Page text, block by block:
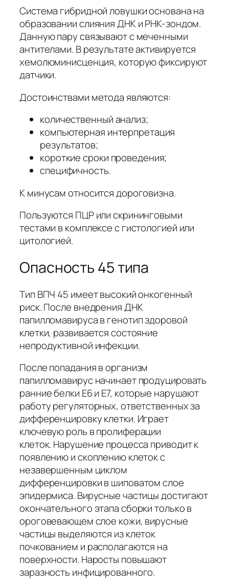
Система гибридной ловушки основана на
образовании слияния ДНК и РНК-зондом.
Данную пару связывают с меченными
антителами. В результате активируется
хемолюминисценция, которую фиксируют
датчики.
Достоинствами метода являются:
количественный анализ;
компьютерная интерпретация
результатов;
короткие сроки проведения;
специфичность.
К минусам относится дороговизна.
Пользуются ПЦР или скрининговыми
тестами в комплексе с гистологией или
цитологией.
Опасность 45 типа
Тип ВПЧ 45 имеет высокий онкогенный
риск. После внедрения ДНК
папилломавируса в генотип здоровой
клетки, развивается состояние
непродуктивной инфекции.
После попадания в организм
папилломавирус начинает продуцировать
ранние белки Е6 и Е7, которые нарушают
работу регуляторных, ответственных за
дифференцировку клетки. Играет
ключевую роль в пролиферации
клеток. Нарушение процесса приводит к
появлению и скоплению клеток с
незавершенным циклом
дифференцировки в шиповатом слое
эпидермиса. Вирусные частицы достигают
окончательного этапа сборки только в
ороговевающем слое кожи, вирусные
частицы выделяются из клеток
почкованием и располагаются на
поверхности. Наросты повышают
заразность инфицированного.